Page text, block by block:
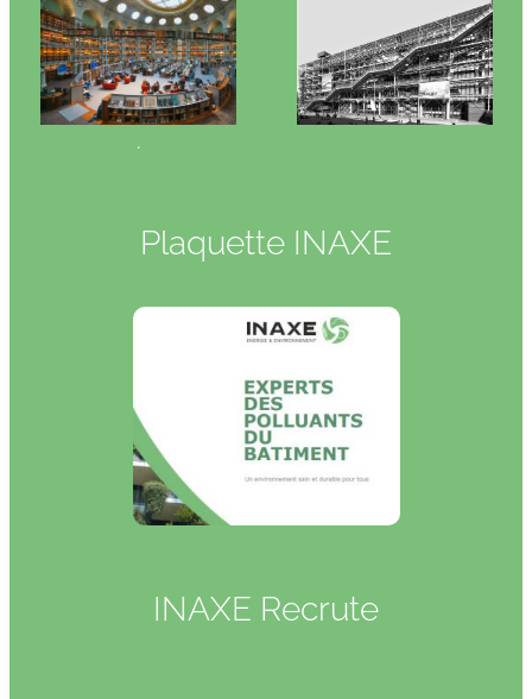
.
Plaquette INAXE
INAXE Recrute